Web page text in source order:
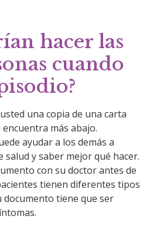
hacer las
cuando
una copia de una carta
más abajo.
ayudar a los demás a
salud y saber mejor qué hacer.
con su doctor antes de
tienen diferentes tipos
documento tiene que ser